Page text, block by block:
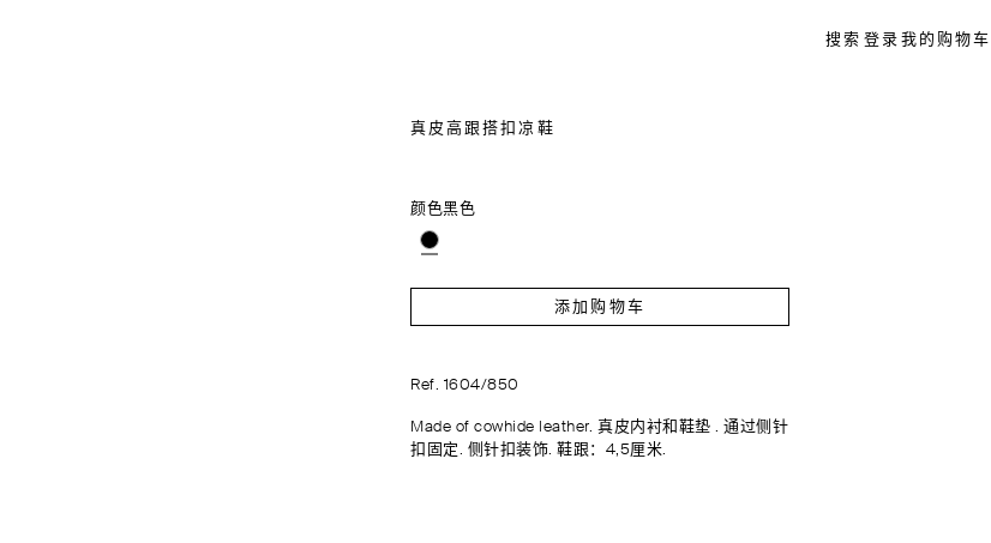
搜索 登录 我的购物车
真皮高跟搭扣凉鞋
颜色黑色
添加购物车
Ref. 1604/850
Made of cowhide leather. 真皮内衬和鞋垫 . 通过侧针
扣固定. 侧针扣装饰. 鞋跟：4,5厘米.